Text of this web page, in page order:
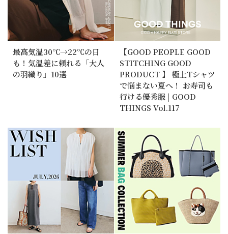
最高気温30℃→22℃の日
も！気温差に頼れる「大人
の羽織り」10選
【GOOD PEOPLE GOOD
STITCHING GOOD
PRODUCT 】 極上Tシャツ
で悩まない夏へ！ お寿司も
行ける優秀服 | GOOD
THINGS Vol.117